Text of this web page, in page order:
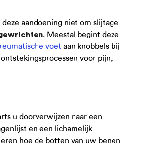
deze aandoening niet om slijtage
. Meestal begint deze
reumatische voet aan knobbels bij
voor pijn,
u doorverwijzen naar een
en een lichamelijk
hoe de botten van uw benen